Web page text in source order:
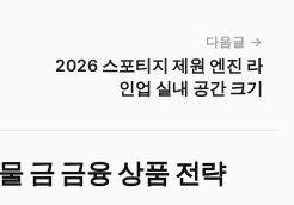
다음글 →
2026 스포티지 제원 엔진 라
인업 실내 공간 크기
금 금융 상품 전략